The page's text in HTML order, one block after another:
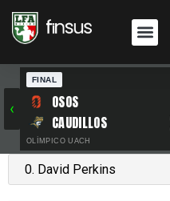
‹
FINAL
OSOS
CAUDILLOS
OLÍMPICO UACH